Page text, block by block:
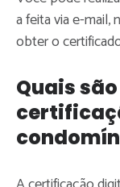
a feita via e-mail,
obter o
Quais